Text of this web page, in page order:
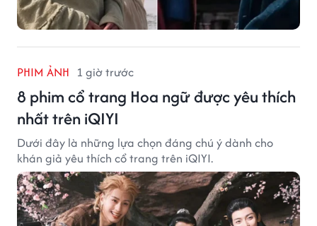
PHIM ẢNH 1 giờ trước
8 phim cổ trang Hoa ngữ được yêu thích
nhất trên iQIYI
Dưới đây là những lựa chọn đáng chú ý dành cho
khán giả yêu thích cổ trang trên iQIYI.